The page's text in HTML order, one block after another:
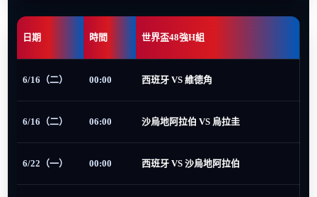
日期 時間 世界盃48強H組
6/16（二） 00:00 西班牙 VS 維德角
6/16（二） 06:00 沙烏地阿拉伯 VS 烏拉圭
6/22（一） 00:00 西班牙 VS 沙烏地阿拉伯